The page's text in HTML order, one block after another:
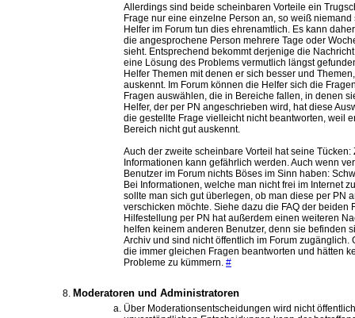
Allerdings sind beide scheinbaren Vorteile ein
Frage nur eine einzelne Person an, so weiß niemand
Helfer im Forum tun dies ehrenamtlich. Es kann
die angesprochene Person mehrere Tage oder
sieht. Entsprechend bekommt derjenige die
eine Lösung des Problems vermutlich längst
Helfer Themen mit denen er sich besser und
auskennt. Im Forum können die Helfer sich die
Fragen auswählen, die in Bereiche fallen, in denen
Helfer, der per PN angeschrieben wird, hat diese
die gestellte Frage vielleicht nicht beantworten, weil
Bereich nicht gut auskennt.
Auch der zweite scheinbare Vorteil hat seine Tücken:
Informationen kann gefährlich werden. Auch wenn
Benutzer im Forum nichts Böses im Sinn haben:
Bei Informationen, welche man nicht frei im Internet
sollte man sich gut überlegen, ob man diese per PN
verschicken möchte. Siehe dazu die FAQ der beiden
Hilfestellung per PN hat außerdem einen weiteren
helfen keinem anderen Benutzer, denn sie befinden
Archiv und sind nicht öffentlich im Forum zugänglich.
die immer gleichen Fragen beantworten und hätten
Probleme zu kümmern. #
Moderatoren und Administratoren
Über Moderationsentscheidungen wird nicht